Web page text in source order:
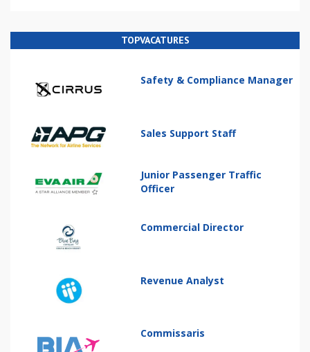
TOPVACATURES
Safety & Compliance Manager
Sales Support Staff
Junior Passenger Traffic
Officer
Commercial Director
Revenue Analyst
Commissaris